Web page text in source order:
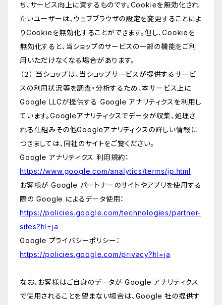
ち、サービス向上に資するものです。Cookieを無効化され
たいユーザーは、ウェブブラウザの設定を変更することによ
りCookieを無効化することができます。但し、Cookieを
無効化すると、当ショップのサービスの一部の機能をご利
用いただけなくなる場合があります。
（２） 当ショップは、当ショップサービスが提供するサービ
スの利用状況等を調査・分析するため、本サービス上に
Google LLCが提供する Google アナリティクスを利用し
ています。Googleアナリティクスでデータが収集、処理さ
れる仕組みその他Googleアナリティクスの詳しい情報に
つきましては、同社のサイトをご覧ください。
Google アナリティクス 利用規約：
https://www.google.com/analytics/terms/jp.html
お客様が Google パートナーのサイトやアプリを使用する
際の Google によるデータ使用：
https://policies.google.com/technologies/partner-
sites?hl=ja
Google プライバシーポリシー：
https://policies.google.com/privacy?hl=ja
なお、お客様はご自身のデータが Google アナリティクス
で使用されることを望まない場合は、Google 社の提供す